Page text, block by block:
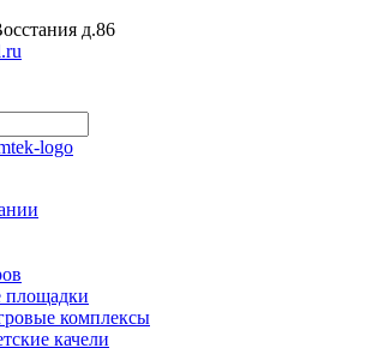
д.86
площадки
комплексы
качели